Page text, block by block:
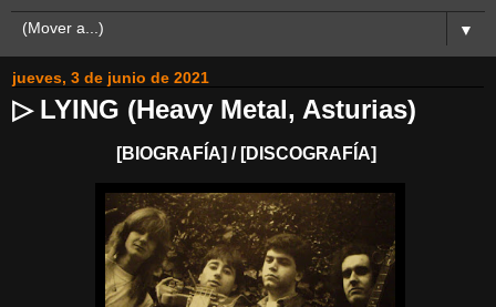
▼
jueves, 3 de junio de 2021
▷ LYING (Heavy Metal, Asturias)
[BIOGRAFÍA] / [DISCOGRAFÍA]